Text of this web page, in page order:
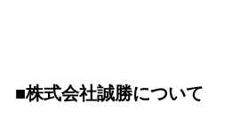
■株式会社誠勝について